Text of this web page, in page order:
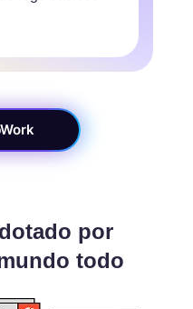
por
todo